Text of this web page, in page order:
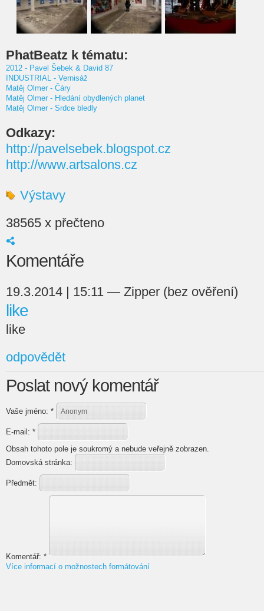
PhatBeatz k tématu:
2012 - Pavel Šebek & David 87
INDUSTRIAL - Vernisáž
Matěj Olmer - Čáry
Matěj Olmer - Hledání obydlených planet
Matěj Olmer - Srdce bledly
Odkazy:
http://pavelsebek.blogspot.cz
http://www.artsalons.cz
Výstavy
38565 x přečteno
Komentáře
19.3.2014 | 15:11 — Zipper (bez ověření)
like
like
odpovědět
Poslat nový komentář
Vaše jméno: *
E-mail: *
Obsah tohoto pole je soukromý a nebude veřejně zobrazen.
Domovská stránka:
Předmět:
Komentář: *
Více informací o možnostech formátování